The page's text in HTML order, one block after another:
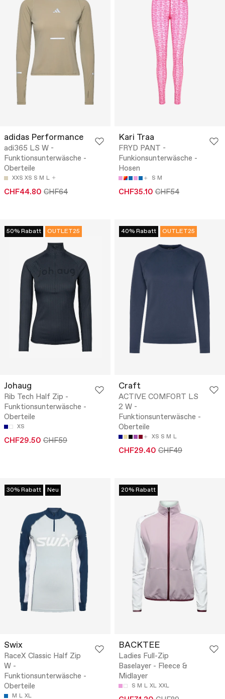
adidas Performance
adi365 LS W -
Funktionsunterwäsche -
Oberteile
XXS XS S M L
CHF44.80 CHF64
Kari Traa
FRYD PANT -
Funkionsunterwäsche -
Hosen
S M
CHF35.10 CHF54
50% Rabatt OUTLET25
Johaug
Rib Tech Half Zip -
Funktionsunterwäsche -
Oberteile
XS
CHF29.50 CHF59
40% Rabatt OUTLET25
Craft
ACTIVE COMFORT LS
2 W -
Funktionsunterwäsche -
Oberteile
XS S M L
CHF29.40 CHF49
30% Rabatt Neu
Swix
RaceX Classic Half Zip
W -
Funktionsunterwäsche -
Oberteile
M L XL
20% Rabatt
BACKTEE
Ladies Full-Zip
Baselayer - Fleece &
Midlayer
S M L XL XXL